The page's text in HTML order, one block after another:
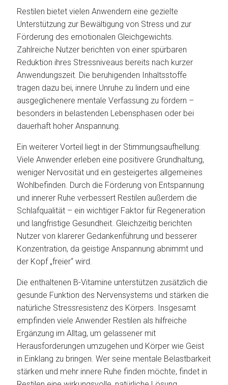
Restilen bietet vielen Anwendern eine gezielte
Unterstützung zur Bewältigung von Stress und zur
Förderung des emotionalen Gleichgewichts.
Zahlreiche Nutzer berichten von einer spürbaren
Reduktion ihres Stressniveaus bereits nach kurzer
Anwendungszeit. Die beruhigenden Inhaltsstoffe
tragen dazu bei, innere Unruhe zu lindern und eine
ausgeglichenere mentale Verfassung zu fördern –
besonders in belastenden Lebensphasen oder bei
dauerhaft hoher Anspannung.
Ein weiterer Vorteil liegt in der Stimmungsaufhellung:
Viele Anwender erleben eine positivere Grundhaltung,
weniger Nervosität und ein gesteigertes allgemeines
Wohlbefinden. Durch die Förderung von Entspannung
und innerer Ruhe verbessert Restilen außerdem die
Schlafqualität – ein wichtiger Faktor für Regeneration
und langfristige Gesundheit. Gleichzeitig berichten
Nutzer von klarerer Gedankenführung und besserer
Konzentration, da geistige Anspannung abnimmt und
der Kopf „freier“ wird.
Die enthaltenen B-Vitamine unterstützen zusätzlich die
gesunde Funktion des Nervensystems und stärken die
natürliche Stressresistenz des Körpers. Insgesamt
empfinden viele Anwender Restilen als hilfreiche
Ergänzung im Alltag, um gelassener mit
Herausforderungen umzugehen und Körper wie Geist
in Einklang zu bringen. Wer seine mentale Belastbarkeit
stärken und mehr innere Ruhe finden möchte, findet in